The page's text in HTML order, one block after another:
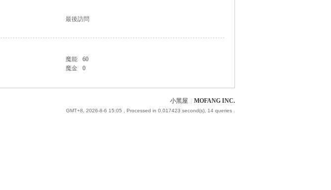
最後訪問
魔能
60
魔金 0
小黑屋 MOFANG INC.
GMT+8, 2026-8-6 15:05 , Processed in 0.017423 second(s), 14 queries .